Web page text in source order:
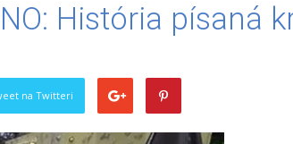
História písaná
na Twitteri